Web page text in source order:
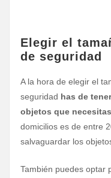
Elegir el
de seguridad
A la hora de elegir el
seguridad has de
objetos que
domicilios es de entre
salvaguardar los
También puedes optar